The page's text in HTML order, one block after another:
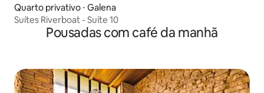
Quarto privativo ⋅ Galena
Suítes Riverboat - Suíte 10
Pousadas com café da manhã